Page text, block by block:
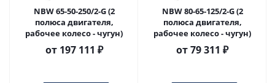
NBW 65-50-250/2-G (2
полюса двигателя,
рабочее колесо - чугун)
от 197 111 ₽
NBW 80-65-125/2-G (2
полюса двигателя,
рабочее колесо - чугун)
от79 311 ₽